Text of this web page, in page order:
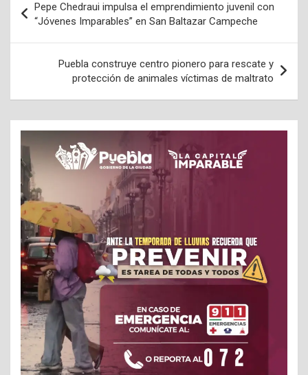
de
entradas
Pepe Chedraui impulsa el emprendimiento juvenil con
“Jóvenes Imparables” en San Baltazar Campeche
Puebla construye centro pionero para rescate y
protección de animales víctimas de maltrato